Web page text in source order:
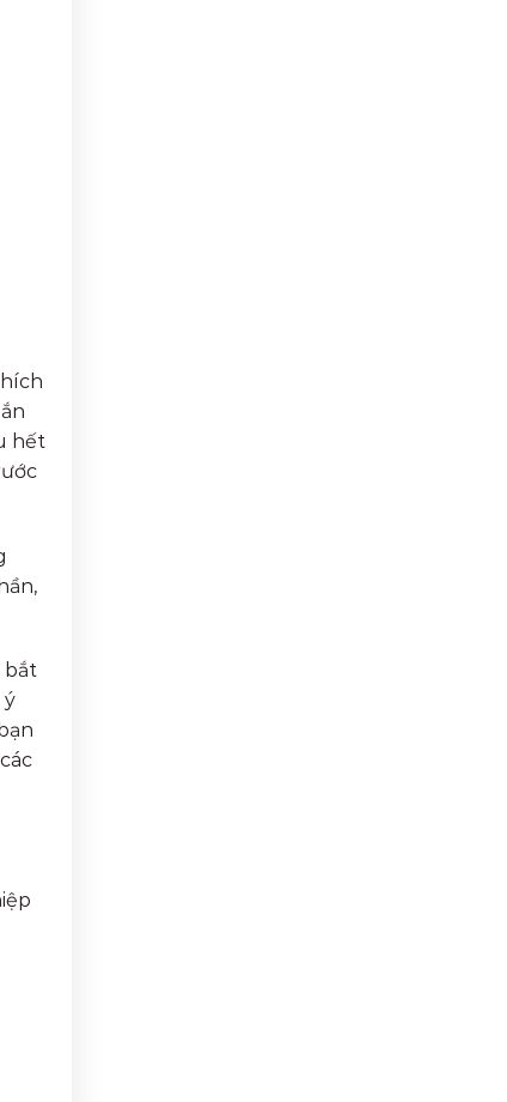
hết
bắt
ý